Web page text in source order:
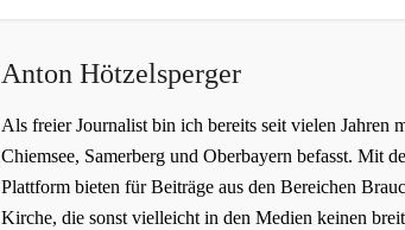
Anton Hötzelsperger
Als freier Journalist bin ich bereits seit vielen Jahren
Chiemsee, Samerberg und Oberbayern befasst. Mit
Plattform bieten für Beiträge aus den Bereichen
Kirche, die sonst vielleicht in den Medien keinen